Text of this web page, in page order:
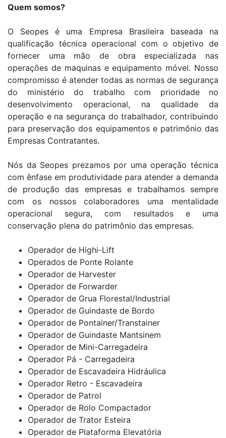
Quem somos?
O Seopes é uma Empresa Brasileira baseada na
qualificação técnica operacional com o objetivo de
fornecer uma mão de obra especializada nas
operações de maquinas e equipamento móvel. Nosso
compromisso é atender todas as normas de segurança
do ministério do trabalho com prioridade no
desenvolvimento operacional, na qualidade da
operação e na segurança do trabalhador, contribuindo
para preservação dos equipamentos e patrimônio das
Empresas Contratantes.
Nós da Seopes prezamos por uma operação técnica
com ênfase em produtividade para atender a demanda
de produção das empresas e trabalhamos sempre
com os nossos colaboradores uma mentalidade
operacional segura, com resultados e uma
conservação plena do patrimônio das empresas.
Operador de Highi-Lift
Operados de Ponte Rolante
Operador de Harvester
Operador de Forwarder
Operador de Grua Florestal/Industrial
Operador de Guindaste de Bordo
Operador de Pontainer/Transtainer
Operador de Guindaste Mantsinem
Operador de Mini-Carregadeira
Operador Pá - Carregadeira
Operador de Escavadeira Hidráulica
Operador Retro - Escavadeira
Operador de Patrol
Operador de Rolo Compactador
Operador de Trator Esteira
Operador de Plataforma Elevatória